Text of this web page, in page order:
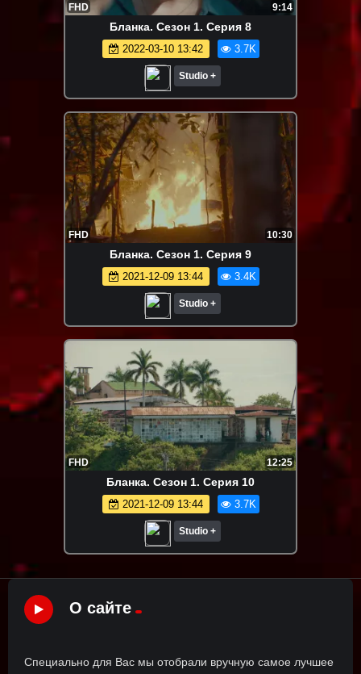
FHD 9:14
Бланка. Сезон 1. Серия 8
2022-03-10 13:42 3.7K
Studio +
FHD 10:30
Бланка. Сезон 1. Серия 9
2021-12-09 13:44 3.4K
Studio +
FHD 12:25
Бланка. Сезон 1. Серия 10
2021-12-09 13:44 3.7K
Studio +
О сайте
Специально для Вас мы отобрали вручную самое лучшее